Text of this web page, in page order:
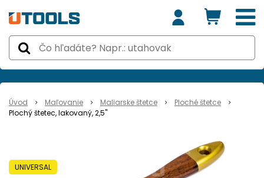
Úvod Maľovanie Maliarske štetce
Ploché štetce
Plochý štetec, lakovaný, 2,5"
UNIVERSAL